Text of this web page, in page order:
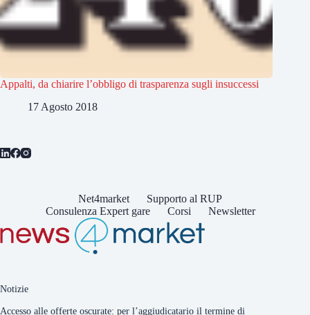
Appalti, da chiarire l’obbligo di trasparenza sugli insuccessi
17 Agosto 2018
Net4market
Supporto al RUP
Consulenza Expert gare
Corsi Newsletter
Notizie
Accesso alle offerte oscurate: per l’aggiudicatario il termine di